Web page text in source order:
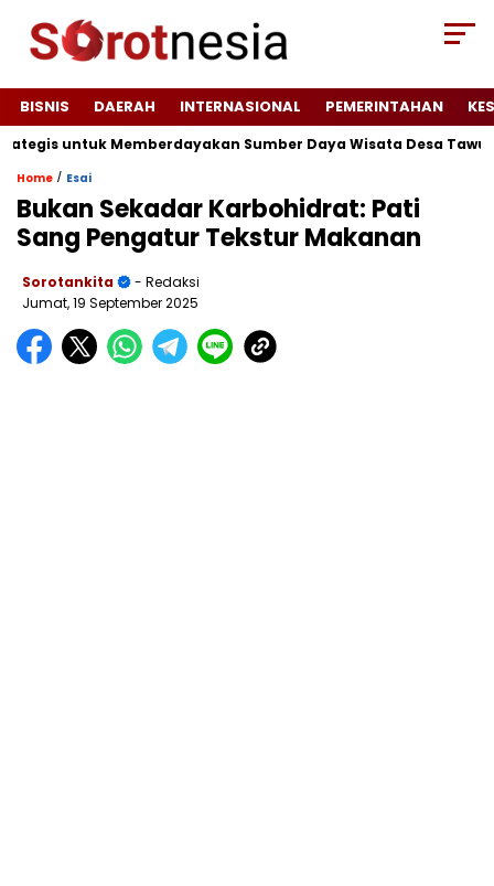
BISNIS DAERAH INTERNASIONAL PEMERINTAHAN
untuk Memberdayakan Sumber Daya Wisata Desa Tawun
Home / Esai
Bukan Sekadar Karbohidrat: Pati
Sang Pengatur Tekstur Makanan
Sorotankita
- Redaksi
Jumat, 19 September 2025